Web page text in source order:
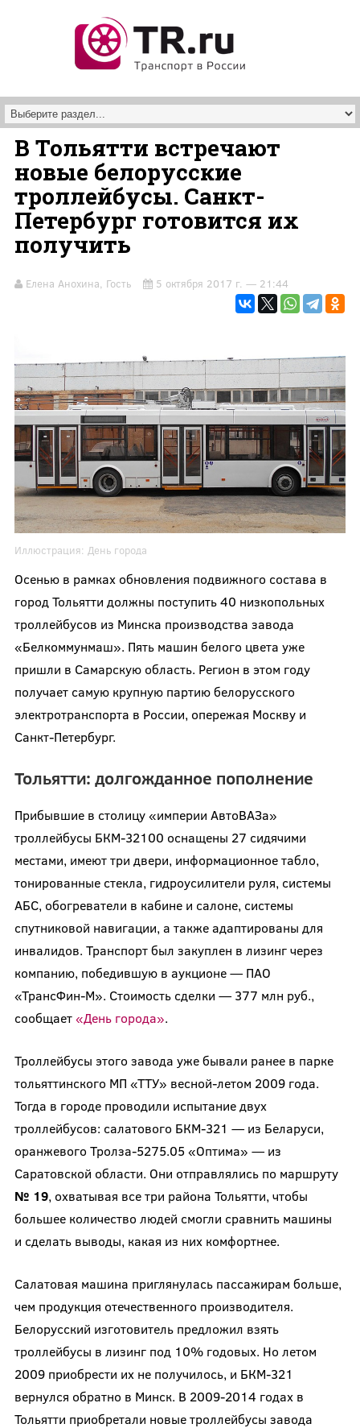
В Тольятти встречают
новые белорусские
троллейбусы. Санкт-
Петербург готовится их
получить
Елена Анохина, Гость 5 октября 2017 г. — 21:44
Иллюстрация: День города
Осенью в рамках обновления подвижного состава в
город Тольятти должны поступить 40 низкопольных
троллейбусов из Минска производства завода
«Белкоммунмаш». Пять машин белого цвета уже
пришли в Самарскую область. Регион в этом году
получает самую крупную партию белорусского
электротранспорта в России, опережая Москву и
Санкт-Петербург.
Тольятти: долгожданное пополнение
Прибывшие в столицу «империи АвтоВАЗа»
троллейбусы БКМ-32100 оснащены 27 сидячими
местами, имеют три двери, информационное табло,
тонированные стекла, гидроусилители руля, системы
АБС, обогреватели в кабине и салоне, системы
спутниковой навигации, а также адаптированы для
инвалидов. Транспорт был закуплен в лизинг через
компанию, победившую в аукционе — ПАО
«ТрансФин-М». Стоимость сделки — 377 млн руб.,
сообщает«День города».
Троллейбусы этого завода уже бывали ранее в парке
тольяттинского МП «ТТУ» весной-летом 2009 года.
Тогда в городе проводили испытание двух
троллейбусов: салатового БКМ-321 — из Беларуси,
оранжевого Тролза-5275.05 «Оптима» — из
Саратовской области. Они отправлялись по маршруту
№ 19, охватывая все три района Тольятти, чтобы
большее количество людей смогли сравнить машины
и сделать выводы, какая из них комфортнее.
Салатовая машина приглянулась пассажирам больше,
чем продукция отечественного производителя.
Белорусский изготовитель предложил взять
троллейбусы в лизинг под 10% годовых. Но летом
2009 приобрести их не получилось, и БКМ-321
вернулся обратно в Минск. В 2009-2014 годах в
Тольятти приобретали новые троллейбусы завода